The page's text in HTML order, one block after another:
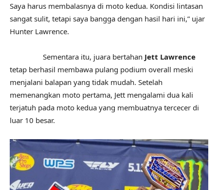
Saya harus membalasnya di moto kedua. Kondisi lintasan
sangat sulit, tetapi saya bangga dengan hasil hari ini,” ujar
Hunter Lawrence.
Sementara itu, juara bertahan Jett Lawrence
tetap berhasil membawa pulang podium overall meski
menjalani balapan yang tidak mudah. Setelah
memenangkan moto pertama, Jett mengalami dua kali
terjatuh pada moto kedua yang membuatnya tercecer di
luar 10 besar.